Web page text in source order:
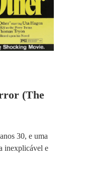
(The
30, e uma
inexplicável e